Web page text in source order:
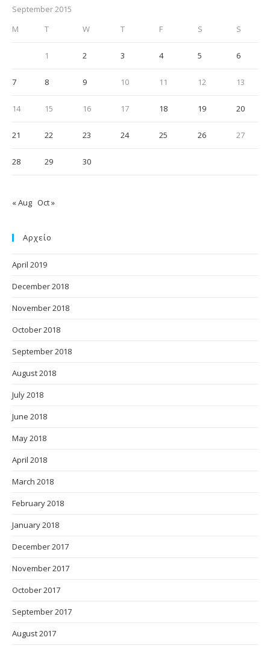
September 2015
M
T W T F S S
1 2 3 4 5 6
7 8 9 10 11 12 13
14 15 16 17 18 19 20
21 22 23 24 25 26 27
28 29 30
« Aug Oct »
Αρχείο
April 2019
December 2018
November 2018
October 2018
September 2018
August 2018
July 2018
June 2018
May 2018
April 2018
March 2018
February 2018
January 2018
December 2017
November 2017
October 2017
September 2017
August 2017